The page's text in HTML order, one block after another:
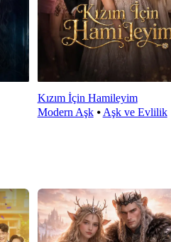
Kızım İçin Hamileyim
Modern Aşk⦁ Aşk ve Evlilik